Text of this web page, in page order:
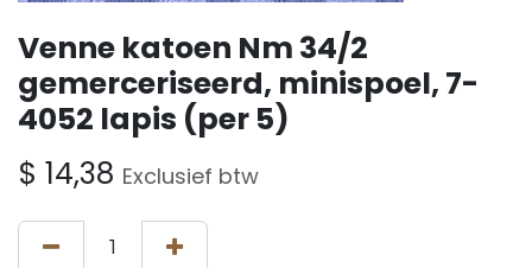
Venne katoen Nm 34/2
gemerceriseerd, minispoel, 7-
4052 lapis (per 5)
$ 14,38 Exclusief btw